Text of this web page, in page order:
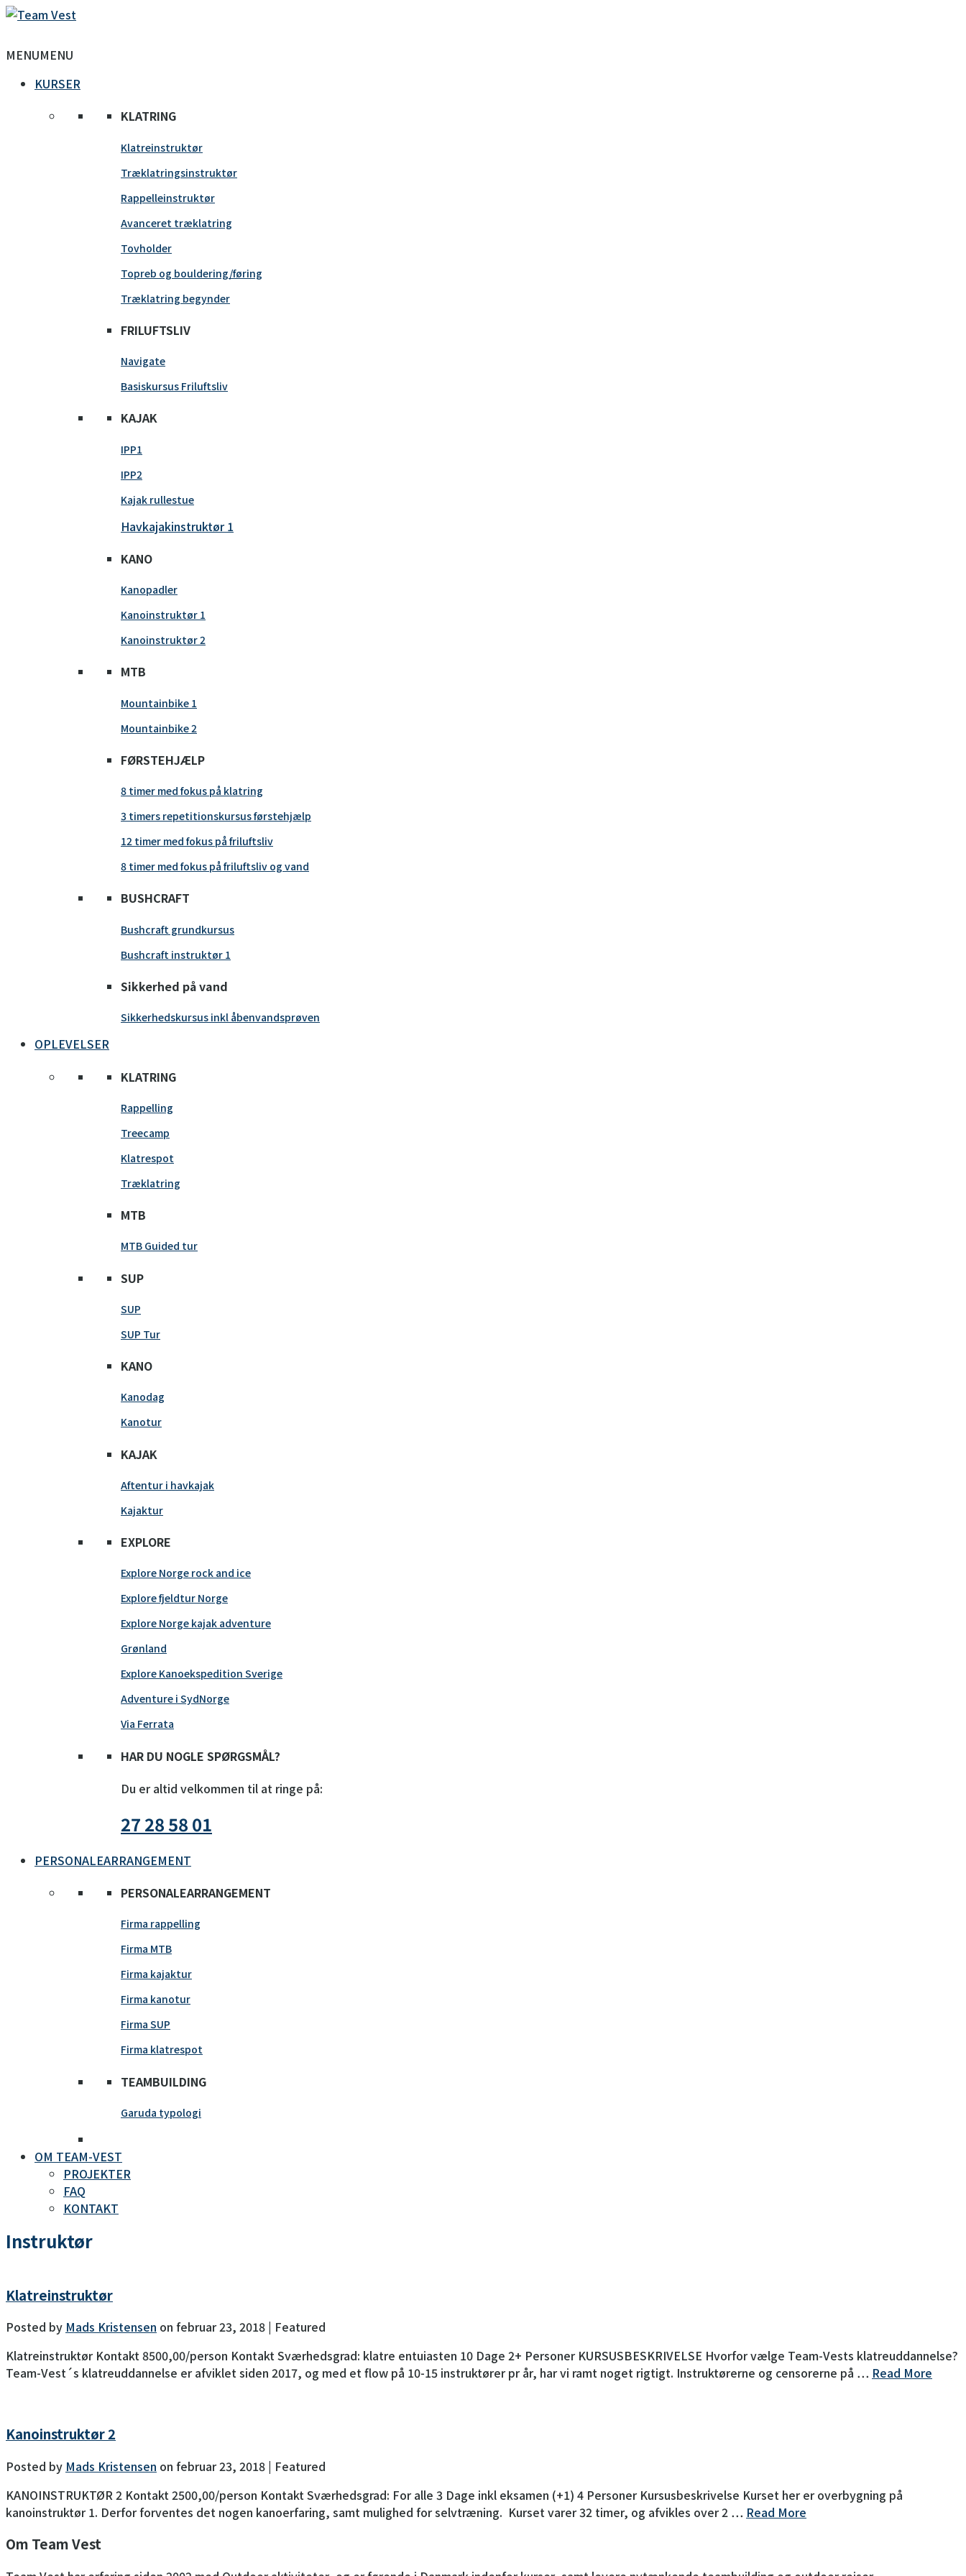
MENUMENU
KURSER
KLATRING
Klatreinstruktør
Træklatringsinstruktør
Rappelleinstruktør
Avanceret træklatring
Tovholder
Topreb og bouldering/føring
Træklatring begynder
FRILUFTSLIV
Navigate
Basiskursus Friluftsliv
KAJAK
IPP1
IPP2
Kajak rullestue
Havkajakinstruktør 1
KANO
Kanopadler
Kanoinstruktør 1
Kanoinstruktør 2
MTB
Mountainbike 1
Mountainbike 2
FØRSTEHJÆLP
8 timer med fokus på klatring
3 timers repetitionskursus førstehjælp
12 timer med fokus på friluftsliv
8 timer med fokus på friluftsliv og vand
BUSHCRAFT
Bushcraft grundkursus
Bushcraft instruktør 1
Sikkerhed på vand
Sikkerhedskursus inkl åbenvandsprøven
OPLEVELSER
KLATRING
Rappelling
Treecamp
Klatrespot
Træklatring
MTB
MTB Guided tur
SUP
SUP
SUP Tur
KANO
Kanodag
Kanotur
KAJAK
Aftentur i havkajak
Kajaktur
EXPLORE
Explore Norge rock and ice
Explore fjeldtur Norge
Explore Norge kajak adventure
Grønland
Explore Kanoekspedition Sverige
Adventure i SydNorge
Via Ferrata
HAR DU NOGLE SPØRGSMÅL?
Du er altid velkommen til at ringe på:
27 28 58 01
PERSONALEARRANGEMENT
PERSONALEARRANGEMENT
Firma rappelling
Firma MTB
Firma kajaktur
Firma kanotur
Firma SUP
Firma klatrespot
TEAMBUILDING
Garuda typologi
OM TEAM-VEST
PROJEKTER
FAQ
KONTAKT
Instruktør
Klatreinstruktør
Posted by Mads Kristensen on februar 23, 2018 | Featured
Klatreinstruktør Kontakt 8500,00/person Kontakt Sværhedsgrad: klatre entuiasten 10 Dage 2+ Personer KURSUSBESKRIVELSE Hvorfor vælge Team-Vests klatreuddannelse?
Team-Vest´s klatreuddannelse er afviklet siden 2017, og med et flow på 10-15 instruktører pr år, har vi ramt noget rigtigt. Instruktørerne og censorerne på … Read More
Kanoinstruktør 2
Posted by Mads Kristensen on februar 23, 2018 | Featured
KANOINSTRUKTØR 2 Kontakt 2500,00/person Kontakt Sværhedsgrad: For alle 3 Dage inkl eksamen (+1) 4 Personer Kursusbeskrivelse Kurset her er overbygning på
kanoinstruktør 1. Derfor forventes det nogen kanoerfaring, samt mulighed for selvtræning. Kurset varer 32 timer, og afvikles over 2 … Read More
Om Team Vest